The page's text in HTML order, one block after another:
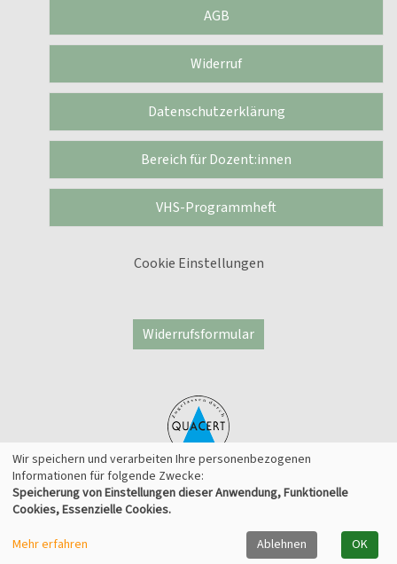
AGB
Widerruf
Datenschutzerklärung
Bereich für Dozent:innen
VHS-Programmheft
Cookie Einstellungen
Widerrufsformular
© 2026 Kufer Software GmbH
Wir speichern und verarbeiten Ihre personenbezogenen
Informationen für folgende Zwecke:
Speicherung von Einstellungen dieser Anwendung, Funktionelle
Cookies, Essenzielle Cookies.
Mehr erfahren
Ablehnen OK